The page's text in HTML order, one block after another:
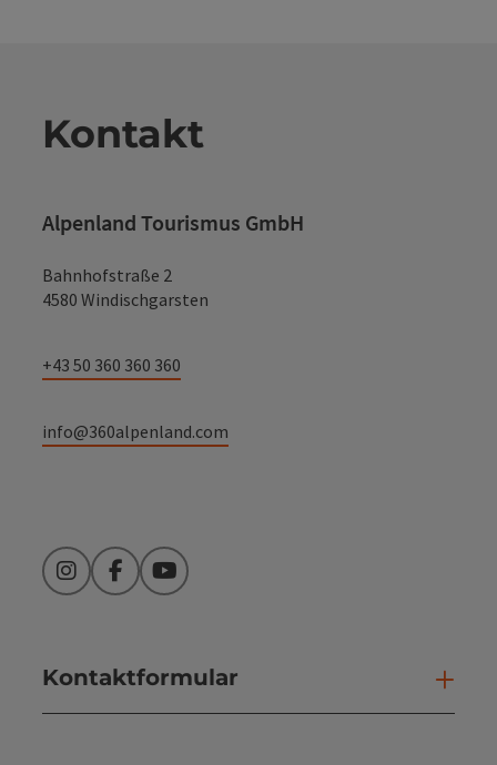
Kontakt
Alpenland Tourismus GmbH
Bahnhofstraße 2
4580 Windischgarsten
+43 50 360 360 360
info@360alpenland.com
InstagramFacebookYouTube
Kontaktformular